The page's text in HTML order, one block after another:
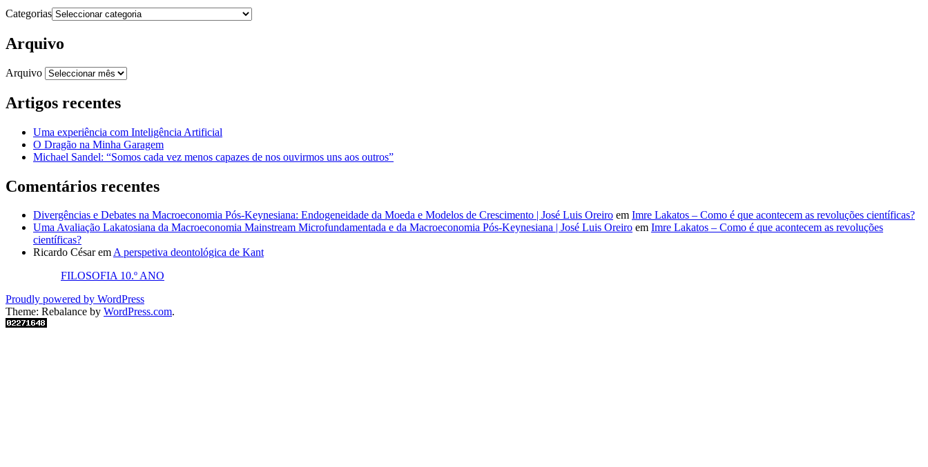
Categorias
Arquivo
Arquivo
Artigos recentes
Uma experiência com Inteligência Artificial
O Dragão na Minha Garagem
Michael Sandel: “Somos cada vez menos capazes de nos ouvirmos uns aos outros”
Comentários recentes
Divergências e Debates na Macroeconomia Pós-Keynesiana: Endogeneidade da Moeda e Modelos de Crescimento | José Luis Oreiro em Imre Lakatos – Como é que acontecem as revoluções científicas?
Uma Avaliação Lakatosiana da Macroeconomia Mainstream Microfundamentada e da Macroeconomia Pós-Keynesiana | José Luis Oreiro em Imre Lakatos – Como é que acontecem as revoluções
científicas?
Ricardo CésaremA perspetiva deontológica de Kant
FILOSOFIA 10.º ANO
Proudly powered by WordPress
Theme: Rebalance by WordPress.com.